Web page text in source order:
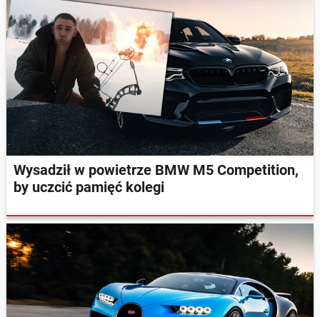
Wysadził w powietrze BMW M5 Competition,
by uczcić pamięć kolegi